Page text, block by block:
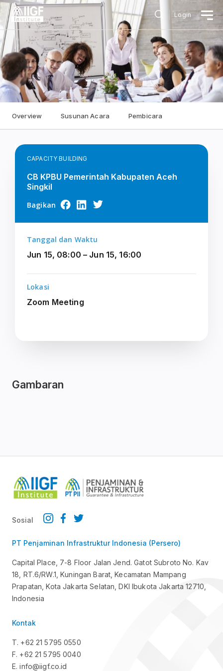
Login
Overview Susunan Acara Pembicara
CAPACITY BUILDING
CB KPBU Pemerintah Kabupaten Aceh
Singkil
Bagikan
Tanggal dan Waktu
Jun 15, 08:00 – Jun 15, 16:00
Lokasi
Zoom Meeting
Gambaran
Sosial
PT Penjaminan Infrastruktur Indonesia (Persero)
Capital Place, 7-8 Floor Jalan Jend. Gatot Subroto No. Kav
18, RT.6/RW.1, Kuningan Barat, Kecamatan Mampang
Prapatan, Kota Jakarta Selatan, DKI Ibukota Jakarta 12710,
Indonesia
Kontak
T. +62 21 5795 0550
F. +62 21 5795 0040
E. info@iigf.co.id